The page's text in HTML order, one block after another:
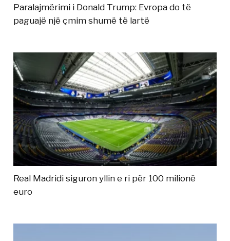
Paralajmërimi i Donald Trump: Evropa do të
paguajë një çmim shumë të lartë
Real Madridi siguron yllin e ri për 100 milionë
euro